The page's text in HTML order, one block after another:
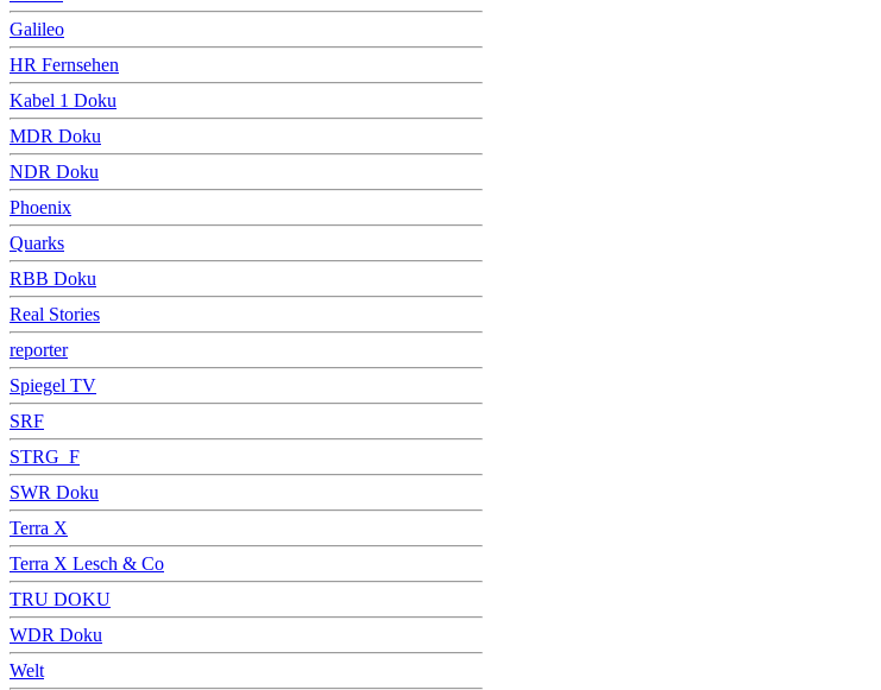
Galileo
HR Fernsehen
Kabel 1 Doku
MDR Doku
NDR Doku
Phoenix
Quarks
RBB Doku
Real Stories
reporter
Spiegel TV
SRF
STRG_F
SWR Doku
Terra X
Terra X Lesch & Co
TRU DOKU
WDR Doku
Welt